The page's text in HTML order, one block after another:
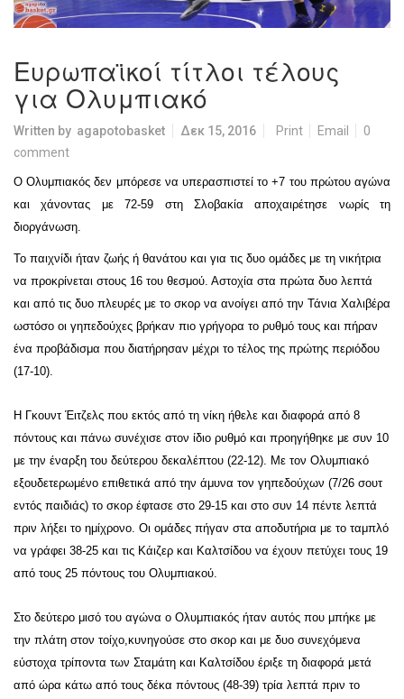
Ευρωπαϊκοί τίτλοι τέλους
για Ολυμπιακό
Written by agapotobasket Δεκ 15, 2016 Print Email
0
comment
Ο Ολυμπιακός δεν μπόρεσε να υπερασπιστεί το +7 του πρώτου αγώνα
και χάνοντας με 72-59 στη Σλοβακία αποχαιρέτησε νωρίς τη
διοργάνωση.
Το παιχνίδι ήταν ζωής ή θανάτου και για τις δυο ομάδες με τη νικήτρια
να προκρίνεται στους 16 του θεσμού. Αστοχία στα πρώτα δυο λεπτά
και από τις δυο πλευρές με το σκορ να ανοίγει από την Τάνια Χαλιβέρα
ωστόσο οι γηπεδούχες βρήκαν πιο γρήγορα το ρυθμό τους και πήραν
ένα προβάδισμα που διατήρησαν μέχρι το τέλος της πρώτης περιόδου
(17-10).
Η Γκουντ Έιτζελς που εκτός από τη νίκη ήθελε και διαφορά από 8
πόντους και πάνω συνέχισε στον ίδιο ρυθμό και προηγήθηκε με συν 10
με την έναρξη του δεύτερου δεκαλέπτου (22-12). Με τον Ολυμπιακό
εξουδετερωμένο επιθετικά από την άμυνα τον γηπεδούχων (7/26 σουτ
εντός παιδιάς) το σκορ έφτασε στο 29-15 και στο συν 14 πέντε λεπτά
πριν λήξει το ημίχρονο. Οι ομάδες πήγαν στα αποδυτήρια με το ταμπλό
να γράφει 38-25 και τις Κάιζερ και Καλτσίδου να έχουν πετύχει τους 19
από τους 25 πόντους του Ολυμπιακού.
Στο δεύτερο μισό του αγώνα ο Ολυμπιακός ήταν αυτός που μπήκε με
την πλάτη στον τοίχο,κυνηγούσε στο σκορ και με δυο συνεχόμενα
εύστοχα τρίποντα των Σταμάτη και Καλτσίδου έριξε τη διαφορά μετά
από ώρα κάτω από τους δέκα πόντους (48-39) τρία λεπτά πριν το